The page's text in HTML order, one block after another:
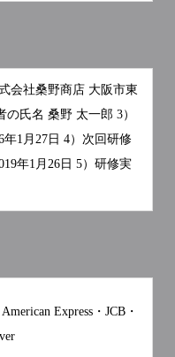
会社桑野商店 大阪市東
氏名 桑野 太一郎 3）
1月27日 4）次回研修
年1月26日 5）研修実
Express・JCB・